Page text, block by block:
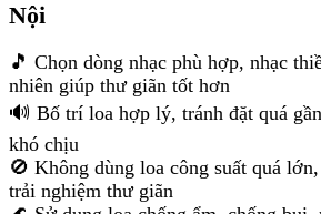
Nội
🎵 Chọn dòng nhạc phù hợp, nhạc
nhiên giúp thư giãn tốt hơn
🔊 Bố trí loa hợp lý, tránh đặt quá
khó chịu
🚫 Không dùng loa công suất quá
trải nghiệm thư giãn